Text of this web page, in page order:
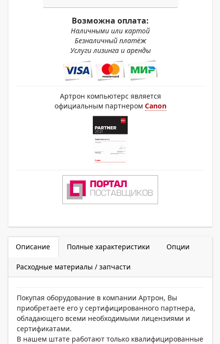
Возможна оплата:
Наличными или картой
Безналичный платёж
Услуги лизинга и аренды
Артрон компьютерс является
официальным партнером Canon
Описание Полные характеристики Опции
Расходные материалы / запчасти
Покупая оборудование в компании Артрон, Вы
приобретаете его у сертифицированного партнера,
обладающего всеми необходимыми лицензиями и
сертификатами.
В нашем штате работают только квалифицированные